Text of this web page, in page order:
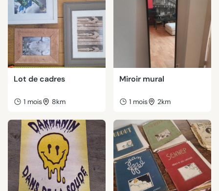
Lot de cadres
1 mois 8km
Miroir mural
1 mois 2km